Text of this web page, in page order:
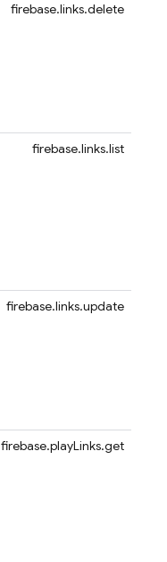
firebase.links.delete
firebase.links.list
firebase.links.update
firebase.playLinks.get